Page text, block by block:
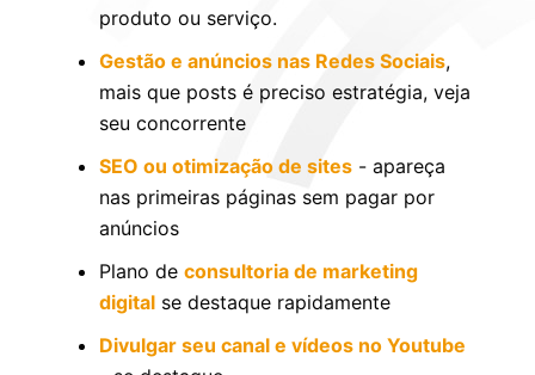
produto ou serviço.
Gestão e anúncios nas Redes Sociais,
mais que posts é preciso estratégia, veja
seu concorrente
SEO ou otimização de sites - apareça
nas primeiras páginas sem pagar por
anúncios
Plano de consultoria de marketing
digital se destaque rapidamente
Divulgar seu canal e vídeos no Youtube